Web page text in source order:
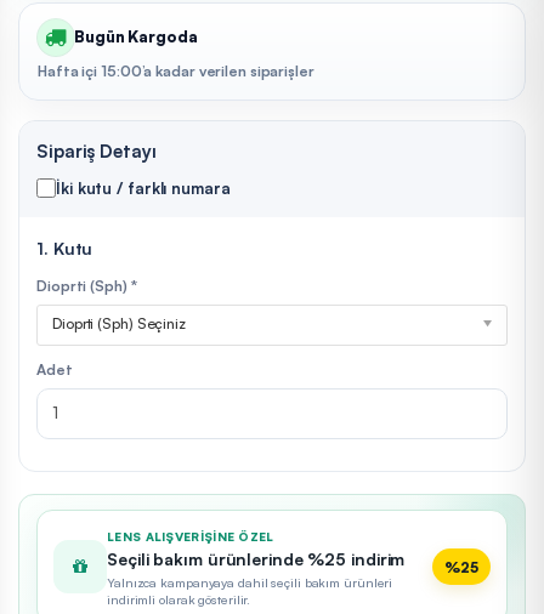
Bugün Kargoda
Hafta içi 15:00’a kadar verilen siparişler
Sipariş Detayı
İki kutu / farklı numara
1. Kutu
Dioprti (Sph) *
Dioprti (Sph) Seçiniz
Adet
LENS ALIŞVERIŞINE ÖZEL
Seçili bakım ürünlerinde %25 indirim
Yalnızca kampanyaya dahil seçili bakım ürünleri
indirimli olarak gösterilir.
%25